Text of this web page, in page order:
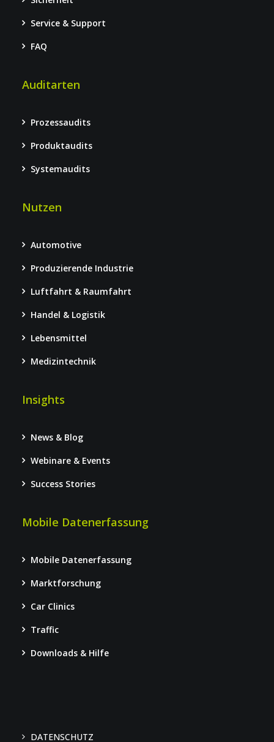
Service & Support
FAQ
Auditarten
Prozessaudits
Produktaudits
Systemaudits
Nutzen
Automotive
Produzierende Industrie
Luftfahrt & Raumfahrt
Handel & Logistik
Lebensmittel
Medizintechnik
Insights
News & Blog
Webinare & Events
Success Stories
Mobile Datenerfassung
Mobile Datenerfassung
Marktforschung
Car Clinics
Traffic
Downloads & Hilfe
DATENSCHUTZ